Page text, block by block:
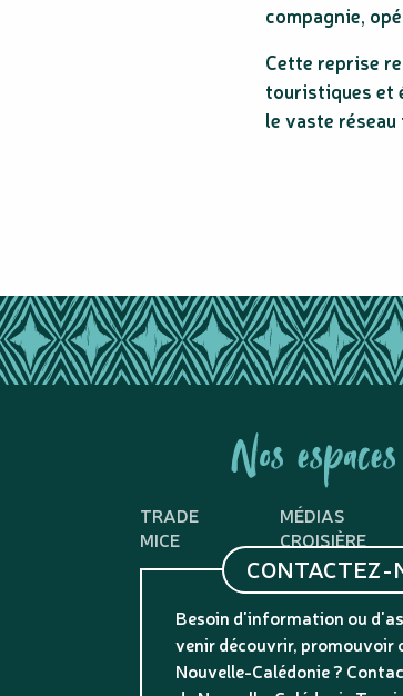
compagnie,
Cette reprise
touristiques et
le vaste
Nos
TRADE MÉDIAS
MICE
CROISIÈRE
CONTACTEZ-
Besoin d'information ou
venir découvrir, promouvoir
Nouvelle-Calédonie ?